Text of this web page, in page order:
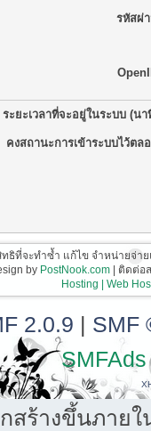
รหัสผ่
ระยะเวลาที่จะอยู่ในระบบ (นา
คงสถานะการเข้าระบบไว้ตล
ธิที่จะทำซ้ำ แก้ไข จำหน่ายจ่า
by PostNook.com| ติดต่อส
Hosting | Web
2.0.9 | SMF
SMFAds
สร้างขึ้นภายใ